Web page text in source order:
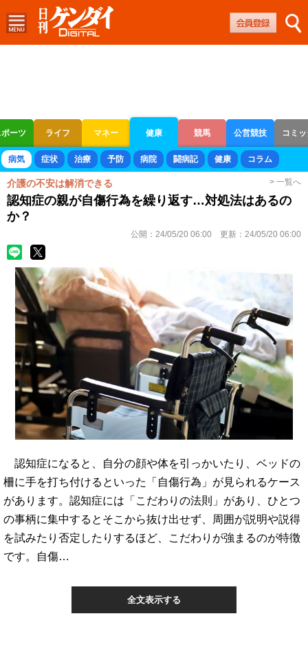
ーツ ライフ マネー 健康 競馬 公営競技 コミ
ボートレース 競輪 オートレース
病気 症状 治療 予防 病院 闘病記 健康 コラム
介護の不安は解消できる > 一覧へ
認知症の親が自傷行為を繰り返す…対処法はあるの
か？
公開： 24/05/20 06:00 更新： 24/05/20 06:00
認知症になると、自分の顔や体を引っかいたり、ベッドの
柵に手を打ち付けるといった「自傷行為」が見られるケース
があります。認知症には「こだわりの法則」があり、ひとつ
の事柄に集中するとそこから抜け出せず、周囲が説明や説得
を試みたり否定したりするほど、こだわりが強まるのが特徴
です。自傷…
全文表示する